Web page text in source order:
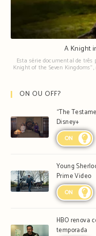
A Knight
Esta série documental de três
Knight of the Seven
ON OU OFF?
“The
Disney+
ON
Young
Prime Video
ON
HBO renova
temporada